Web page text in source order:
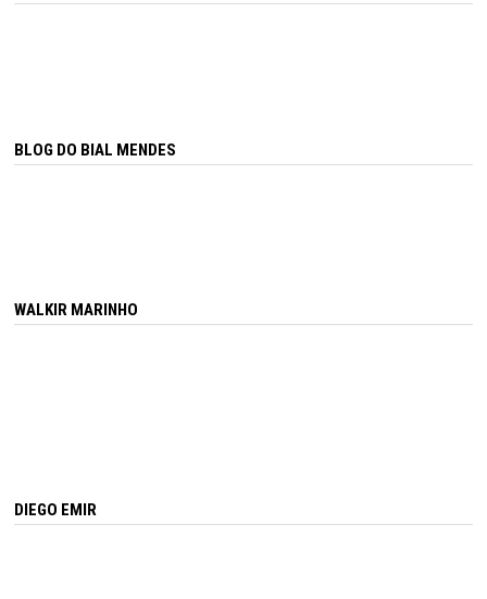
BLOG DO BIAL MENDES
WALKIR MARINHO
DIEGO EMIR